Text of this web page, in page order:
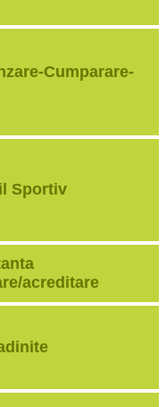
Cumparare-
Sportiv
acreditare